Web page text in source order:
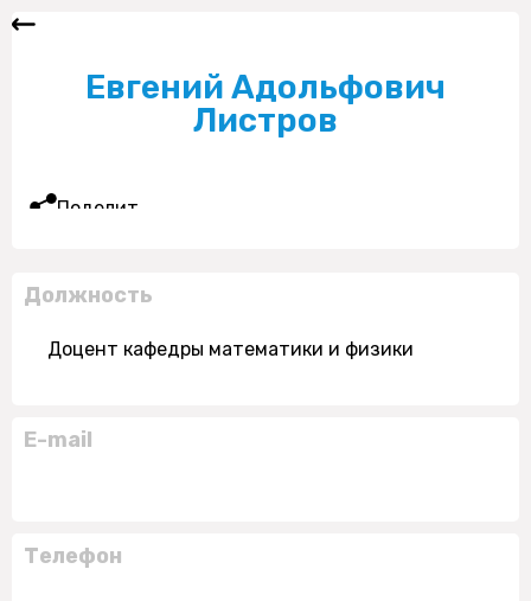
Евгений Адольфович
Листров
Поделиться
Должность
Доцент кафедры математики и физики
E-mail
Телефон